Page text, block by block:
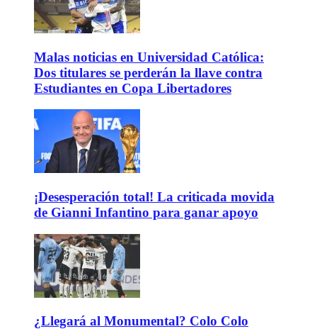
Malas noticias en Universidad Católica:
Dos titulares se perderán la llave contra
Estudiantes en Copa Libertadores
¡Desesperación total! La criticada movida
de Gianni Infantino para ganar apoyo
¿Llegará al Monumental? Colo Colo